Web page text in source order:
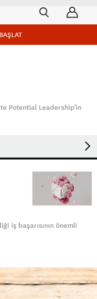
Potential Leadership'in
iş başarısının önemli